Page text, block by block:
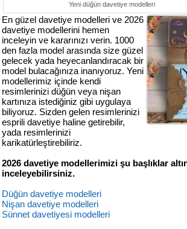
Yeni
Davetiye
Sözleri
Simay
Davetiye
-
Biz
kimiz?
İletişim
-
427
46
Yeni düğün davetiye modelleri
En güzel davetiye modelleri ve 2026
davetiye modellerini hemen
inceleyin ve kararınızı verin. 1000
den fazla model arasında size güzel
gelecek yada heyecanlandıracak bir
model bulacağınıza inanıyoruz. Yeni
modellerimiz içinde kendi
resimlerinizi düğün veya nişan
kartınıza istediğiniz gibi uygulaya
biliyoruz. Sizden gelen resimlerinizi
esprili davetiye haline getirebilir,
yada resimlerinizi
karikatürleştirebiliriz.
2026 davetiye modellerimizi şu başlıklar
inceleyebilirsiniz.
Düğün davetiye modelleri
Nişan davetiye modelleri
Sünnet davetiyesi modelleri